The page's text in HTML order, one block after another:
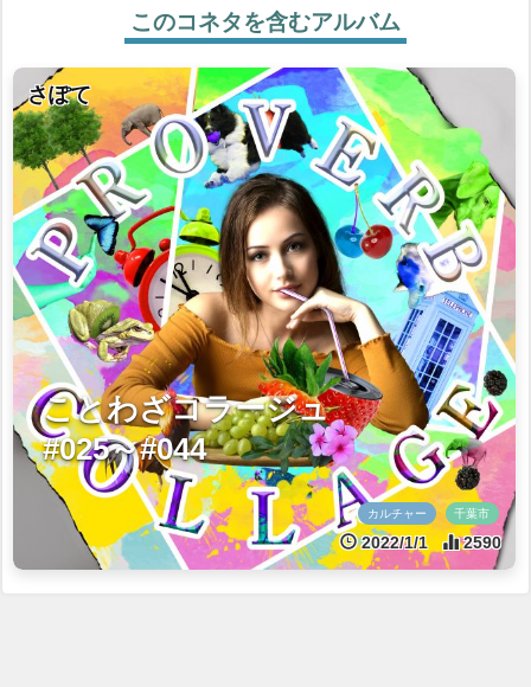
このコネタを含むアルバム
さぽて
ことわざコラージュ
#025～#044
カルチャー 千葉市
2022/1/1 2590